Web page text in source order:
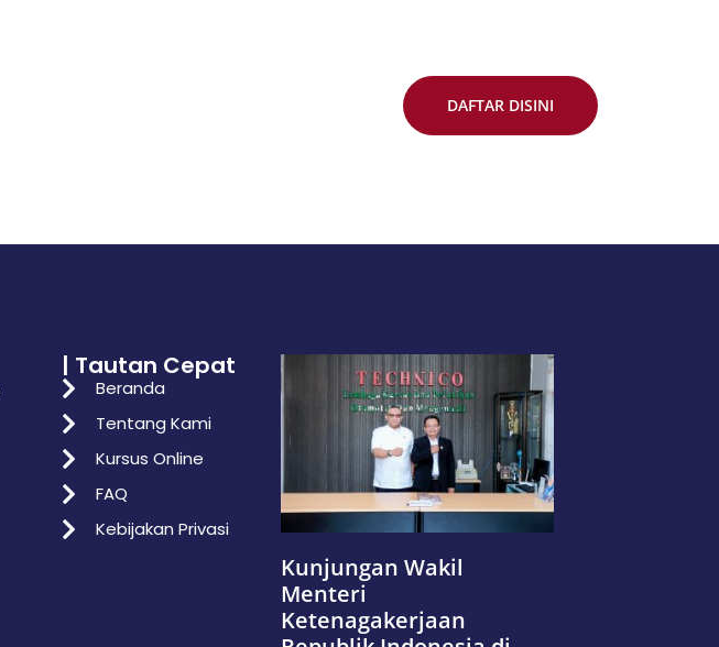
DAFTAR DISINI
| Tautan Cepat
Beranda
Tentang Kami
Kursus Online
FAQ
Kebijakan Privasi
Kunjungan Wakil
Menteri
Ketenagakerjaan